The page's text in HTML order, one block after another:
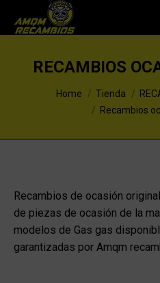
RECAMBIOS
You are here:Home Tienda
Recambios
Recambios de ocasión
de piezas de ocasión de la
modelos de Gas gas
garantizadas por Amqm